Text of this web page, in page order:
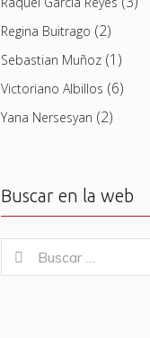
Regina Buitrago (2)
Sebastian Muñoz(1)
Victoriano Albillos (6)
Yana Nersesyan (2)
Buscar en la web
for:
Buscar